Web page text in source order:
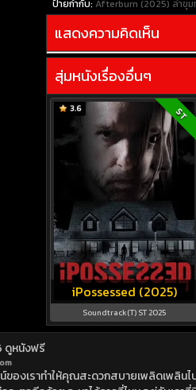
ป้ายกำกับ: Afterburn (2025) ล่าขุ
แสดงความคิดเห็น
สุ่มหนังเรื่องอื่นๆ
iPossessed (2025)
3.6 ST
Soundtrack(T) ST 2025
ดูหนังฟรี
องเราทำให้คุณสะดวกสบายเพลิดเพลิน